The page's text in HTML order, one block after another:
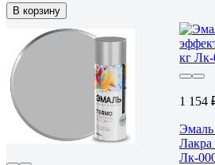
В корзину
1 154
Лакра
Лк-